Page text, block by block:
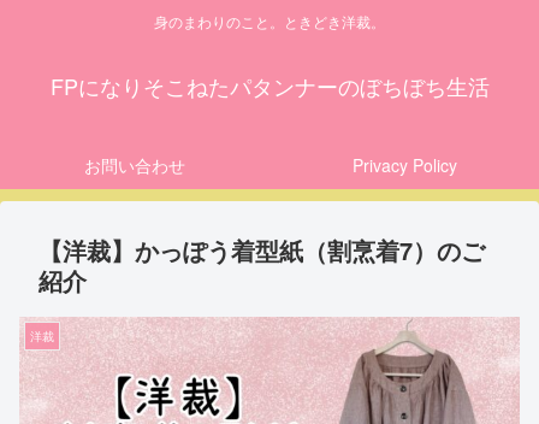
身のまわりのこと。ときどき洋裁。
FPになりそこねたパタンナーのぼちぼち生活
お問い合わせ Privacy Policy
【洋裁】かっぽう着型紙（割烹着7）のご
紹介
洋裁